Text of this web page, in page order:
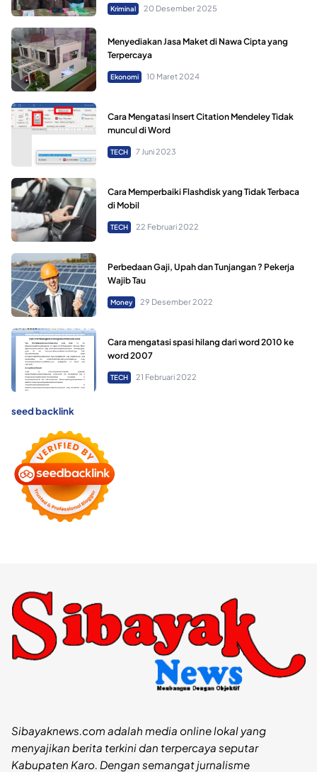
Kriminal 20 Desember 2025
Menyediakan Jasa Maket di Nawa Cipta yang
Terpercaya
Ekonomi 10 Maret 2024
Cara Mengatasi Insert Citation Mendeley Tidak
muncul di Word
TECH 7 Juni 2023
Cara Memperbaiki Flashdisk yang Tidak Terbaca
di Mobil
TECH 22 Februari 2022
Perbedaan Gaji, Upah dan Tunjangan ? Pekerja
Wajib Tau
Money 29 Desember 2022
Cara mengatasi spasi hilang dari word 2010 ke
word 2007
TECH 21 Februari 2022
seed backlink
Sibayaknews.com adalah media online lokal yang
menyajikan berita terkini dan terpercaya seputar
Kabupaten Karo. Dengan semangat jurnalisme